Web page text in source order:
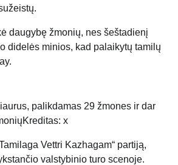
daugybę žmonių, nes šeštadienį
didelės minios, kad palaikytų tamilų
palikdamas 29 žmones ir dar
Kreditas: x
Vettri Kazhagam“ partiją,
valstybinio turo scenoje.